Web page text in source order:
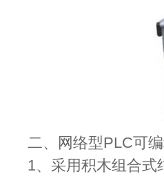
二、网络型PLC可
1、采用积木组合式